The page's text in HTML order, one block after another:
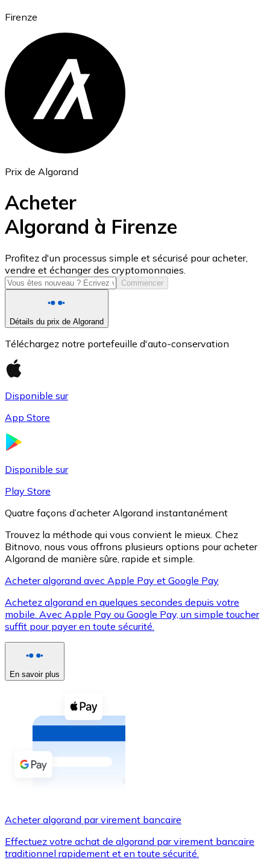
Ethereum
ETH
USD Coin
USDC
XRP
XRP
Voir toutes
Coupons crypto
Achetez des cryptomonnaies en espèces et d'autres
Acheter avec espèces
Virement SEPA
Utilisez les cartes Visa et Mastercard pour acheter
Firenze
Prix de Algorand
Acheter
Algorand à Firenze
Profitez d'un processus simple et sécurisé pour acheter,
vendre et échanger des cryptomonnaies.
Commencer
Détails du prix de Algorand
Téléchargez notre portefeuille d'auto-conservation
Disponible sur
App Store
Disponible sur
Play Store
Quatre façons d’acheter Algorand instantanément
Trouvez la méthode qui vous convient le mieux. Chez
Bitnovo, nous vous offrons plusieurs options pour acheter
Algorand de manière sûre, rapide et simple.
Acheter algorand avec Apple Pay et Google Pay
Achetez algorand en quelques secondes depuis votre
mobile. Avec Apple Pay ou Google Pay, un simple toucher
suffit pour payer en toute sécurité.
En savoir plus
Acheter algorand par virement bancaire
Effectuez votre achat de algorand par virement bancaire
traditionnel rapidement et en toute sécurité.